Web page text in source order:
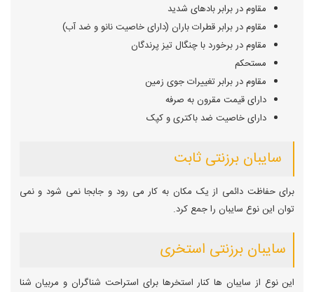
مقاوم در برابر بادهای شدید
مقاوم در برابر قطرات باران (دارای خاصیت نانو و ضد آب)
مقاوم در برخورد با چنگال تیز پرندگان
مستحکم
مقاوم در برابر تغییرات جوی زمین
دارای قیمت مقرون به صرفه
دارای خاصیت ضد باکتری و کپک
سایبان برزنتی ثابت
برای حفاظت دائمی از یک مکان به کار می رود و جابجا نمی شود و نمی
توان این نوع سایبان را جمع کرد.
سایبان برزنتی استخری
این نوع از سایبان ها کنار استخرها برای استراحت شناگران و مربیان شنا